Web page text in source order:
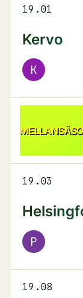
19.01
Kervo
K
19.03
P
19.08